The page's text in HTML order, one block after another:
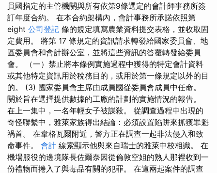
員國指定的主管機關與所有依第9條選定的會計師事務所簽
訂年度合約。 在本合約架構內，會計事務所承諾依照第
eight 公司登記 條的規定填寫農業資料提交表格，並收取固
定費用。 將第 17 條規定的資訊請求轉發給國家委員會、地
區委員會和會計辦公室，並將這些資訊的答覆轉發給委員
會。 （一）禁止將本條例實施過程中獲得的特定會計資料
或其他特定資訊用於稅務目的，或用於第一條規定以外的目
的。 (3) 國家委員會主席由成員國從委員會成員中任命。
關於旨在選擇提供數據的工廠的計劃的實施情況的報告。
在上一集中，一名年輕女子被謀殺。 從調查過程中出現的
奇怪聯繫中，雅萊家族得出結論：必須設置陷阱來抓獲罪魁
禍首。 在韋格瓦爾附近，警方正在調查一起非法侵入和致
命事件。 會計 線索顯示他與來自瑞士的雅萊中校相識。 在
機場服役的邊境隊長佐爾奈因從倫敦空姐的熟人那裡收到一
份禮物而捲入了與毒品有關的犯罪。 在這兩起案件的調查